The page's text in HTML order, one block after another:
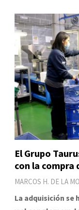
El Grupo
con la compra
MARCOS H. DE LA
La adquisición se